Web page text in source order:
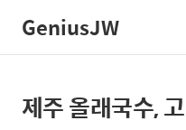
GeniusJW
상
본
문
제주 올래국수,